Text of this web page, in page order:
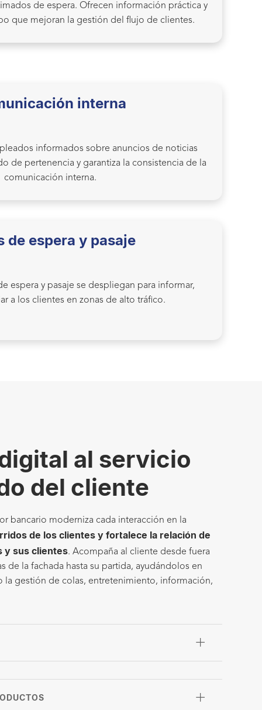
de espera. Ofrecen información práctica y
que mejoran la gestión del flujo de clientes.
interna
informados sobre anuncios de noticias
de pertenencia y garantiza la consistencia de la
comunicación interna.
de espera y pasaje
espera y pasaje se despliegan para informar,
a los clientes en zonas de alto tráfico.
al servicio
del cliente
bancario moderniza cada interacción en la
de los clientes y fortalece la relación de
y sus clientes. Acompaña al cliente desde fuera
de la fachada hasta su partida, ayudándolos en
gestión de colas, entretenimiento, información,